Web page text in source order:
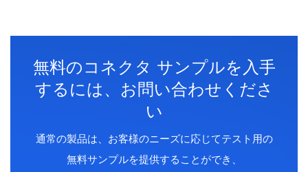
12ピン
終了方法：PCB
シールド：いいえ
無料のコネクタ サンプルを入手
するには、お問い合わせくださ
い
通常の製品は、お客様のニーズに応じてテスト用の
無料サンプルを提供することができ、